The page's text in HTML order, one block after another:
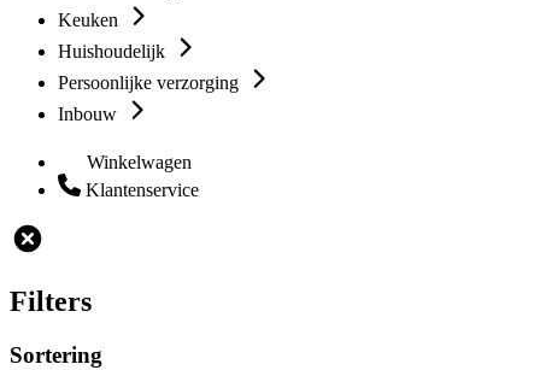
Keuken
Huishoudelijk
Persoonlijke verzorging
Inbouw
Winkelwagen
Klantenservice
Filters
Sortering